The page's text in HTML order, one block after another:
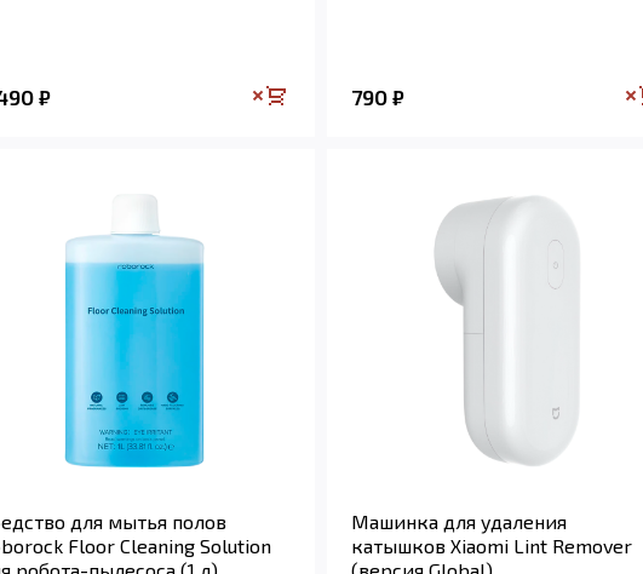
₽ 790 ₽
для мытья полов
Floor Cleaning Solution
Машинка для удаления
катышков Xiaomi Lint Remover